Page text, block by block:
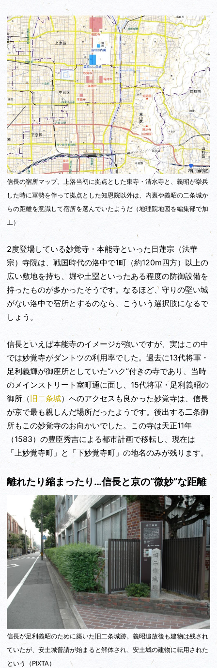
信長の宿所マップ。上洛当初に拠点とした東寺・清水寺と、義昭が挙兵
した時に軍勢を伴って拠点とした知恩院以外は、内裏や義昭の二条城か
らの距離を意識して宿所を選んでいたようだ（地理院地図を編集部で加
工）
2度登場している妙覚寺・本能寺といった日蓮宗（法華
宗）寺院は、戦国時代の洛中で1町（約120m四方）以上の
広い敷地を持ち、堀や土塁といったある程度の防御設備を
持ったものが多かったそうです。なるほど、守りの堅い城
がない洛中で宿所とするのなら、こういう選択肢になるで
しょう。
信長といえば本能寺のイメージが強いですが、実はこの中
では妙覚寺がダントツの利用率でした。過去に13代将軍・
足利義輝が御座所としていた“ハク”付きの寺であり、当時
のメインストリート室町通に面し、15代将軍・足利義昭の
御所（旧二条城）へのアクセスも良かった妙覚寺は、信長
が京で最も親しんだ場所だったようです。後出する二条御
所もこの妙覚寺のお向かいでした。この寺は天正11年
（1583）の豊臣秀吉による都市計画で移転し、現在は
「上妙覚寺町」と「下妙覚寺町」の地名のみが残ります。
離れたり縮まったり…信長と京の“微妙”な距離
信長が足利義昭のために築いた旧二条城跡。義昭追放後も建物は残され
ていたが、安土城普請が始まると解体され、安土城の建物に転用された
という（PIXTA）